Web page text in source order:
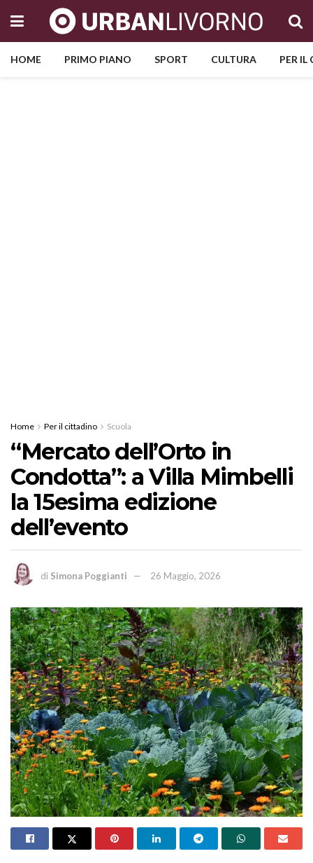
HOME PRIMO PIANO SPORT CULTURA PER
Home Per il cittadino Scuola
“Mercato dell’Orto in
Condotta”: a Villa Mimbelli
la 15esima edizione
dell’evento
di Simona Poggianti 26 Maggio, 2026